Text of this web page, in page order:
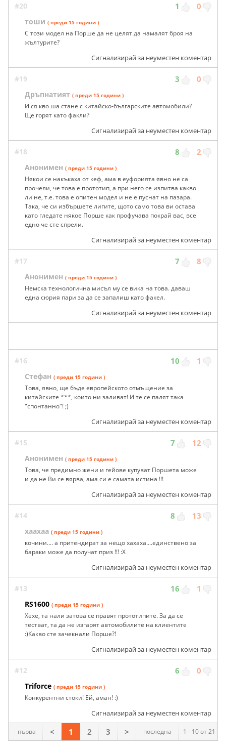
#20 1 0
тоши ( преди 15 години )
С този модел на Порше да не целят да намалят броя на
жълтурите?
Сигнализирай за неуместен коментар
#19 3 0
Дръпнатият ( преди 15 години )
И ся кво ша стане с китайско-българските автомобили?
Ще горят като факли?
Сигнализирай за неуместен коментар
#18 8 2
Анонимен ( преди 15 години )
Някои се накъкаха от кеф, ама в еуфорията явно не са
прочели, че това е прототип, а при него се изпитва какво
ли не, т.е. това е опитен модел и не е пуснат на пазара.
Така, че си избършете лигите, щото само това ви остава
като гледате някое Порше как профучава покрай вас, все
едно че сте спрели.
Сигнализирай за неуместен коментар
#17 7 8
Анонимен ( преди 15 години )
Немска технологична мисъл му се вика на това. даваш
една сюрия пари за да се запалиш като факел.
Сигнализирай за неуместен коментар
#16 10 1
Стефан ( преди 15 години )
Това, явно, ще бъде европейското отмъщение за
китайските ***, които ни заливат! И те се палят така
"спонтанно"! ;)
Сигнализирай за неуместен коментар
#15 7 12
Анонимен ( преди 15 години )
Това, че предимно жени и гейове купуват Поршета може
и да не Ви се вярва, ама си е самата истина !!!
Сигнализирай за неуместен коментар
#14 8 13
хаахаа ( преди 15 години )
кочини.... а притендират за нещо хахаха....единствено за
бараки може да получат приз !!! :Х
Сигнализирай за неуместен коментар
#13 16 1
RS1600 ( преди 15 години )
Хехе, та нали затова се правят прототипите. За да се
тестват, та да не изгарят автомобилите на клиентите
:)Какво сте зачекнали Порше?!
Сигнализирай за неуместен коментар
#12 6 0
Triforce ( преди 15 години )
Конкуpентни стоки! Ей, аман! :)
Сигнализирай за неуместен коментар
1 - 10 от 21
първа < 1 2 3 > последна